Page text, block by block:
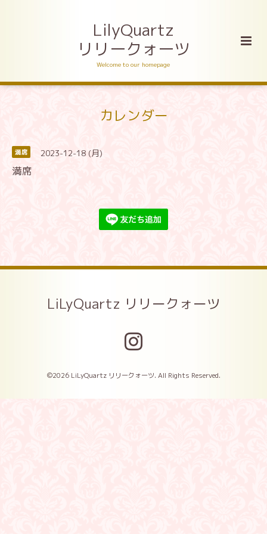
LilyQuartz
リリークォーツ
Welcome to our homepage
カレンダー
満席 2023-12-18 (月)
満席
LiLyQuartz リリークォーツ
©2026 LiLyQuartz リリークォーツ. All Rights Reserved.